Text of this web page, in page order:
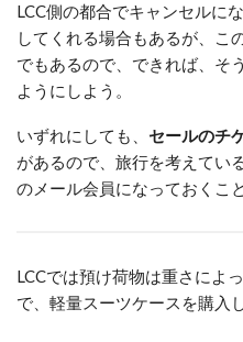
LCC側の都合でキャンセルに
してくれる場合もあるが、こ
でもあるので、できれば、そ
ようにしよう。
いずれにしても、 セールのチ
があるので、旅行を考えてい
のメール会員になっておくこ
LCCでは預け荷物は重さによ
で、軽量スーツケースを購入